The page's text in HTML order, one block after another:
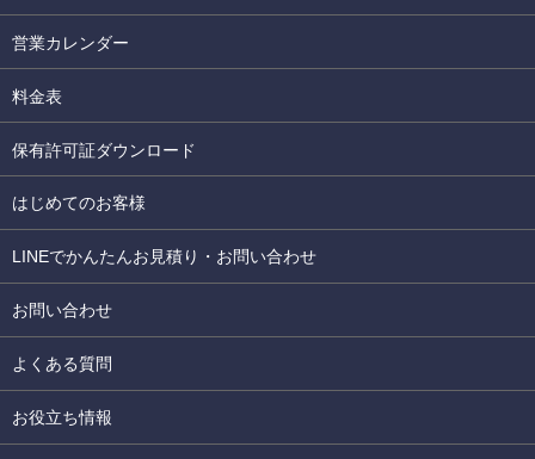
営業カレンダー
料金表
保有許可証ダウンロード
はじめてのお客様
LINEでかんたんお見積り・お問い合わせ
お問い合わせ
よくある質問
お役立ち情報